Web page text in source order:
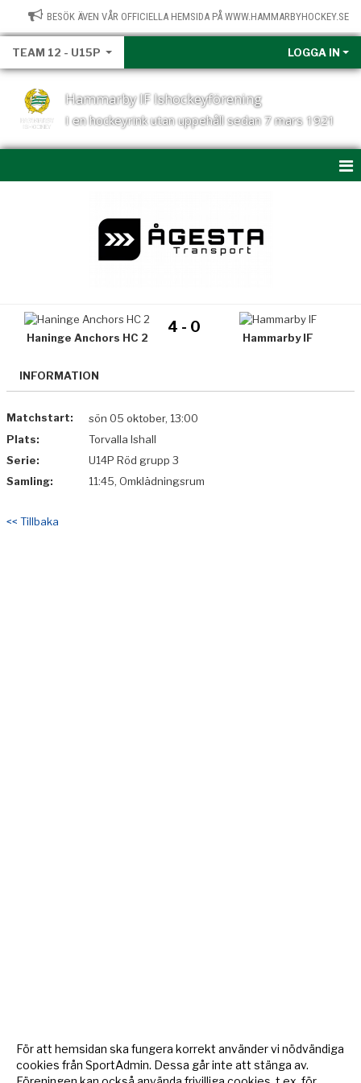
BESÖK ÄVEN VÅR OFFICIELLA HEMSIDA PÅ WWW.HAMMARBYHOCKEY.SE
TEAM 12 - U15P LOGGA IN
Hammarby IF Ishockeyförening
I en hockeyrink utan uppehåll sedan 7 mars 1921
TRUPPEN T12
BILDGALLERI
KONTAKT
Haninge Anchors HC 2
4 - 0
Hammarby IF
INFORMATION
Matchstart:
sön 05 oktober, 13:00
Plats:
Torvalla Ishall
Serie:
U14P Röd grupp 3
Samling:
11:45, Omklädningsrum
<< Tillbaka
För att hemsidan ska fungera korrekt använder vi nödvändiga
cookies från SportAdmin. Dessa går inte att stänga av.